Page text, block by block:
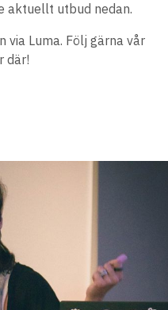
aktuellt utbud nedan.
via Luma. Följ gärna vår
där!